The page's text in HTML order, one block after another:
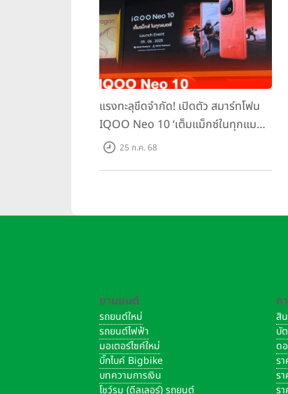
แรงทะลุขีดจำกัด! เปิดตัว สมาร์ทโฟน
IQOO Neo 10 ‘เต็มแม็กซ์ในทุกแมตช์’
ในราคาเริ่มต้นเพียง 15,900 บาท
25 ก.ค. 68
ยานยนต์
รถยนต์ใหม่
รถยนต์ไฟฟ้า
มอเตอร์ไซค์ใหม่
บิ๊กไบค์ Bigbike
บทความการเงิน
โชว์รูม (ดีลเลอร์) รถยนต์
ก
สิ
บั
ด
ร
ร
ร